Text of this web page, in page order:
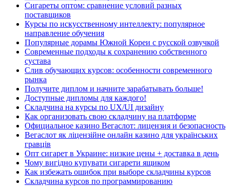
Сигареты оптом: сравнение условий разных
поставщиков
Курсы по искусственному интеллекту: популярное
направление обучения
Популярные дорамы Южной Кореи с русской озвучкой
Современные подходы к сохранению собственного
сустава
Слив обучающих курсов: особенности современного
рынка
Получите диплом и начните зарабатывать больше!
Доступные дипломы для каждого!
Складчина на курсы по UX/UI дизайну
Как организовать свою складчину на платформе
Официальное казино Вегаслот: лицензия и безопасность
Вегаслот як ліцензійне онлайн казино для українських
гравців
Опт сигарет в Украине: низкие цены + доставка в день
Чому вигідно купувати сигарети ящиком
Как избежать ошибок при выборе складчины курсов
Складчина курсов по программированию